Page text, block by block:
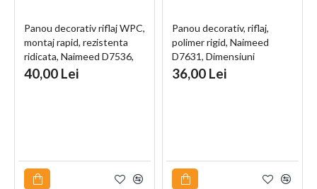
Panou decorativ riflaj WPC,
montaj rapid, rezistenta
ridicata, Naimeed D7536,
260x16.8x2.3cm, alb
40,00 Lei
Panou decorativ, riflaj,
polimer rigid, Naimeed
D7631, Dimensiuni
270x11.8x1.1cm, Alb
36,00 Lei